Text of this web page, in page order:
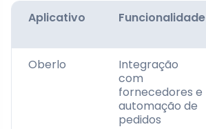
Aplicativo Funcionalidade
Oberlo
Integração
com
fornecedores e
automação de
pedidos